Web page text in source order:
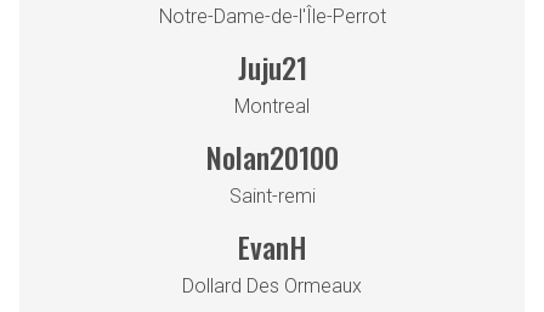
Notre-Dame-de-l'Île-Perrot
Juju21
Montreal
Nolan20100
Saint-remi
EvanH
Dollard Des Ormeaux